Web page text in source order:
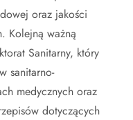
oraz jakości
Kolejną ważną
Sanitarny, który
sanitarno-
medycznych oraz
dotyczących